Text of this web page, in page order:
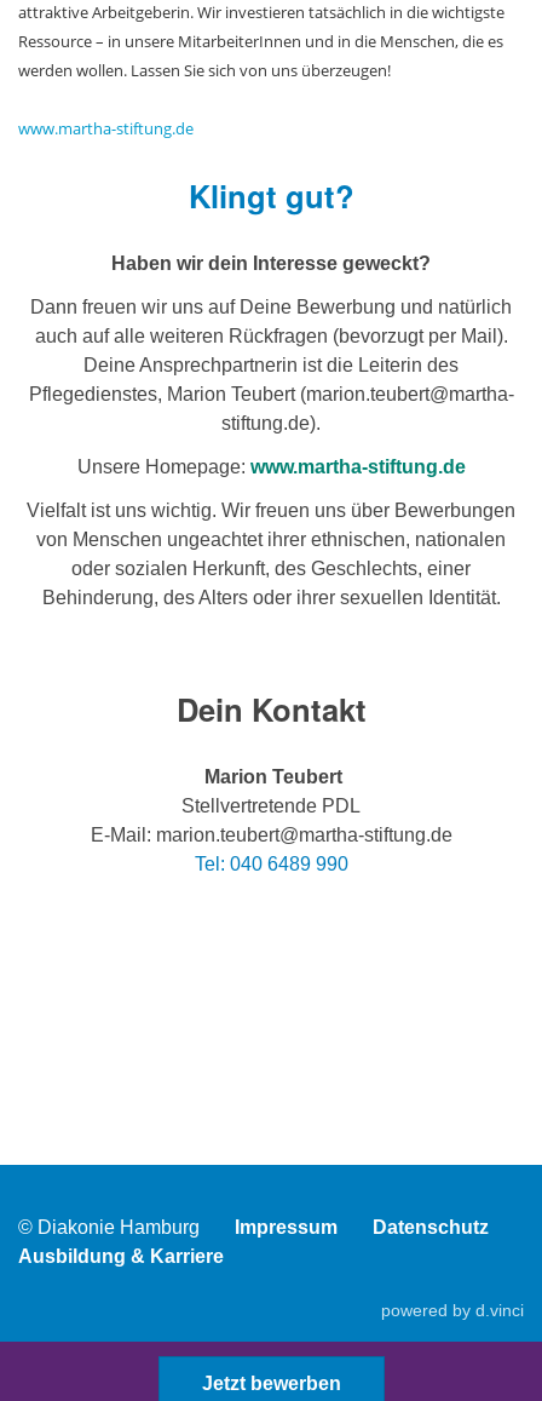
attraktive Arbeitgeberin. Wir investieren tatsächlich in die wichtigste
Ressource – in unsere MitarbeiterInnen und in die Menschen, die es
werden wollen. Lassen Sie sich von uns überzeugen!
www.martha-stiftung.de
Klingt gut?
Haben wir dein Interesse geweckt?
Dann freuen wir uns auf Deine Bewerbung und natürlich
auch auf alle weiteren Rückfragen (bevorzugt per Mail).
Deine Ansprechpartnerin ist die Leiterin des
Pflegedienstes, Marion Teubert (marion.teubert@martha-
stiftung.de).
Unsere Homepage: www.martha-stiftung.de
Vielfalt ist uns wichtig. Wir freuen uns über Bewerbungen
von Menschen ungeachtet ihrer ethnischen, nationalen
oder sozialen Herkunft, des Geschlechts, einer
Behinderung, des Alters oder ihrer sexuellen Identität.
Dein Kontakt
Marion Teubert
Stellvertretende PDL
E-Mail: marion.teubert@martha-stiftung.de
Tel: 040 6489 990
Jetzt bewerben
© Diakonie Hamburg Impressum
Datenschutz
Ausbildung & Karriere
powered by d.vinci